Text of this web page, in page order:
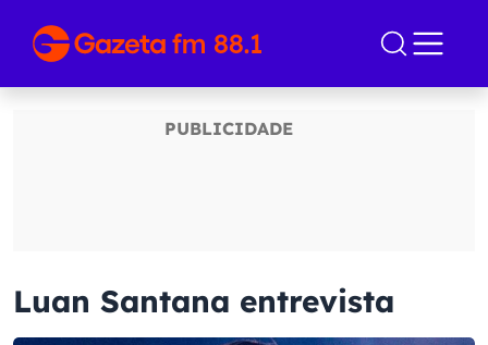
Luan Santana entrevista